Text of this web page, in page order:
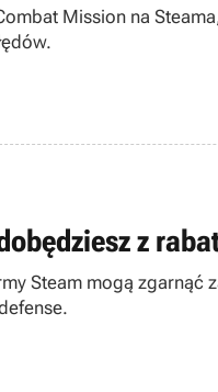
Mission na
z
Steam mogą